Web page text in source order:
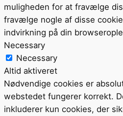
muligheden for at fravælge
fravælge nogle af disse
indvirkning på din
Necessary
Necessary
Altid aktiveret
Nødvendige cookies er
webstedet fungerer korrekt.
inkluderer kun cookies, der